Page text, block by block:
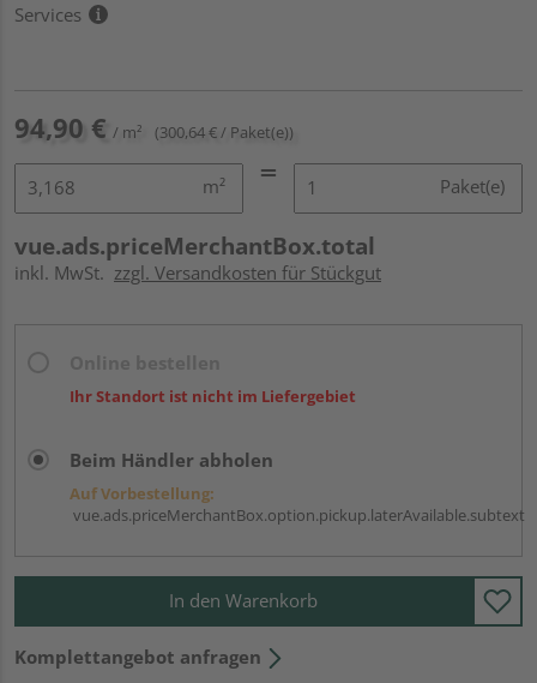
Services
94,90 € / m² (300,64 € / Paket(e))
m² Paket(e)
vue.ads.priceMerchantBox.total
inkl. MwSt. zzgl. Versandkosten für Stückgut
Ihr Standort ist nicht im Liefergebiet
Beim Händler abholen
Auf Vorbestellung:
vue.ads.priceMerchantBox.option.pickup.laterAvailable.subtext
In den Warenkorb
Komplettangebot anfragen